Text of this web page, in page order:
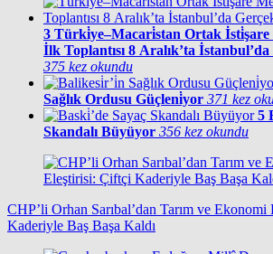
3 Türki̇ye–Macari̇stan Ortak İsti̇şare
İlk Toplantısı 8 Aralık’ta
375 kez okundu
Sağlık Ordusu Güçleni̇yor 371 kez
5
Skandalı Büyüyor 356 kez okundu
CHP’li Orhan Sarıbal’dan Tarım ve
Kaderiyle Baş Başa Kaldı